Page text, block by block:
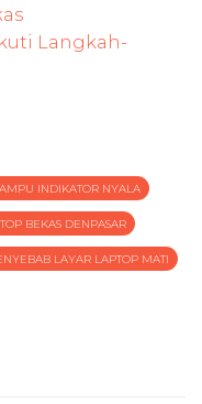
Langkah-
INDIKATOR NYALA
BEKAS DENPASAR
LAYAR LAPTOP MATI